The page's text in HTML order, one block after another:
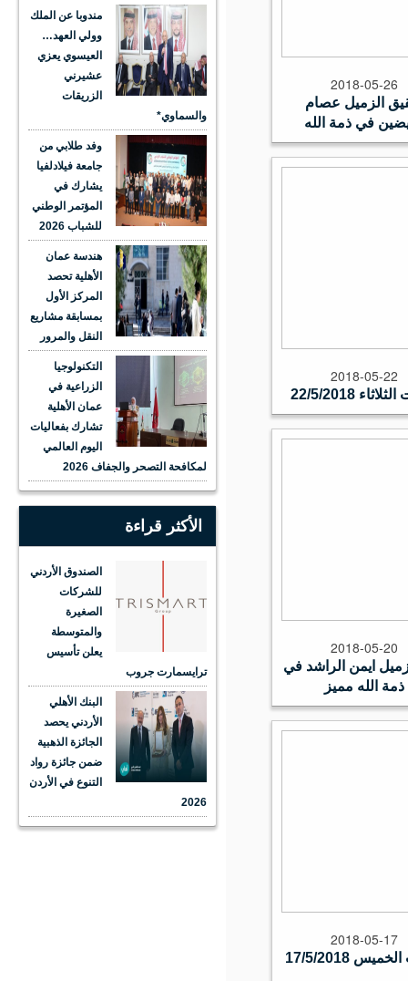
2018-05-26
الزميل عصام
في ذمة الله
2018-05-22
22/5/2018
2018-05-20
ايمن الراشد في
الله مميز
2018-05-17
17/5/2018
مندوبا عن الملك
وولي العهد…
العيسوي يعزي
عشيرني
الزريقات
والسماوي*
وفد طلابي من
جامعة فيلادلفيا
يشارك في
المؤتمر الوطني
للشباب 2026
هندسة عمان
الأهلية تحصد
المركز الأول
بمسابقة مشاريع
النقل والمرور
التكنولوجيا
الزراعية في
عمان الأهلية
تشارك بفعاليات
اليوم العالمي
لمكافحة التصحر والجفاف 2026
الأكثر قراءة
الصندوق الأردني
للشركات
الصغيرة
والمتوسطة
يعلن تأسيس
ترايسمارت جروب
البنك الأهلي
الأردني يحصد
الجائزة الذهبية
ضمن جائزة رواد
التنوع في الأردن
2026